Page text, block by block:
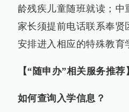
龄残疾儿童随班就读；中
家长须提前电话联系奉贤
安排进入相应的特殊教育
【“随申办”相关服务推荐
如何查询入学信息？